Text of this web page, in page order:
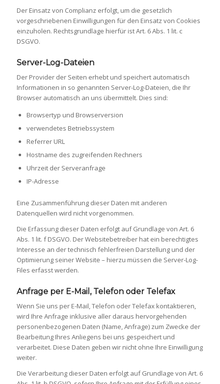
Der Einsatz von Complianz erfolgt, um die gesetzlich
vorgeschriebenen Einwilligungen für den Einsatz von Cookies
einzuholen. Rechtsgrundlage hierfür ist Art. 6 Abs. 1 lit. c
DSGVO.
Server-Log-Dateien
Der Provider der Seiten erhebt und speichert automatisch
Informationen in so genannten Server-Log-Dateien, die Ihr
Browser automatisch an uns übermittelt. Dies sind:
Browsertyp und Browserversion
verwendetes Betriebssystem
Referrer URL
Hostname des zugreifenden Rechners
Uhrzeit der Serveranfrage
IP-Adresse
Eine Zusammenführung dieser Daten mit anderen
Datenquellen wird nicht vorgenommen.
Die Erfassung dieser Daten erfolgt auf Grundlage von Art. 6
Abs. 1 lit. f DSGVO. Der Websitebetreiber hat ein berechtigtes
Interesse an der technisch fehlerfreien Darstellung und der
Optimierung seiner Website – hierzu müssen die Server-Log-
Files erfasst werden.
Anfrage per E-Mail, Telefon oder Telefax
Wenn Sie uns per E-Mail, Telefon oder Telefax kontaktieren,
wird Ihre Anfrage inklusive aller daraus hervorgehenden
personenbezogenen Daten (Name, Anfrage) zum Zwecke der
Bearbeitung Ihres Anliegens bei uns gespeichert und
verarbeitet. Diese Daten geben wir nicht ohne Ihre Einwilligung
weiter.
Die Verarbeitung dieser Daten erfolgt auf Grundlage von Art. 6